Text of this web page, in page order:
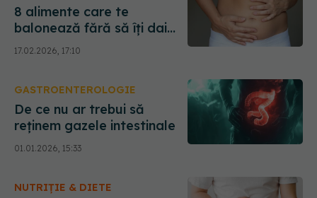
8 alimente care te
balonează fără să îți dai
seama
17.02.2026, 17:10
GASTROENTEROLOGIE
De ce nu ar trebui să
reținem gazele intestinale
01.01.2026, 15:33
NUTRIȚIE & DIETE